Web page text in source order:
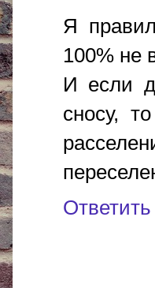
Я
100% не
И если
сносу,
Ответить